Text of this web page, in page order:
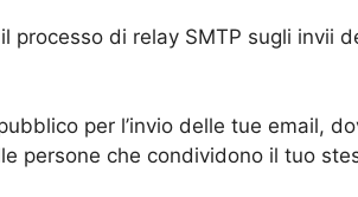
processo di relay SMTP sugli invii
per l’invio delle tue email,
persone che condividono il tuo